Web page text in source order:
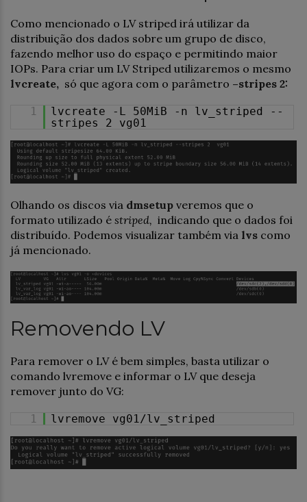
Como mencionado o LV striped irá utilizar da
distribuição dos dados sobre um grupo de disco,
fazendo melhor uso do espaço e permitindo maior
IOPs. Para criar um LV Striped utilizaremos o mesmo
lvcreate, só que agora com o parâmetro –stripes 2:
1
lvcreate -L 50MiB -n lv_striped --
stripes 2 vg01
Olhando os discos via dmsetup veremos que o
formato utilizado é striped, indicando que o dados foi
distribuído. Podemos visualizar também via lvs como
já mencionado.
Removendo LV
Para remover o LV é bem simples, basta utilizar o
comando lvremove e informar o LV que deseja
remover junto do VG:
1 lvremove vg01/lv_striped